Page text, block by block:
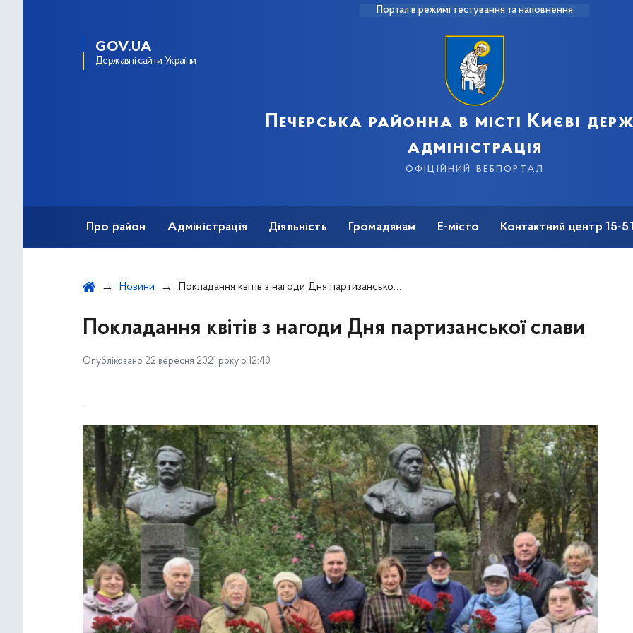
Портал в режимі тестування та наповнення
GOV.UA
Державні сайти України
Печерська районна в місті Києві
адміністрація
офіційний вебпортал
Про район Адміністрація Діяльність Громадянам Е-місто Контактний центр 15-
Новини Покладання квітів з нагоди Дня партизанської слави
Покладання квітів з нагоди Дня партизанської слави
Опубліковано 22 вересня 2021 року о 12:40